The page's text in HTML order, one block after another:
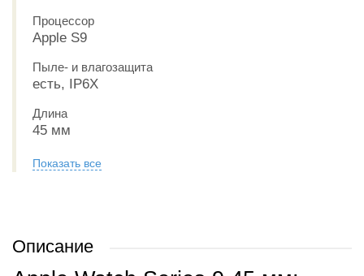
Процессор
Apple S9
Пыле- и влагозащита
есть, IP6X
Длина
45 мм
Показать все
Описание